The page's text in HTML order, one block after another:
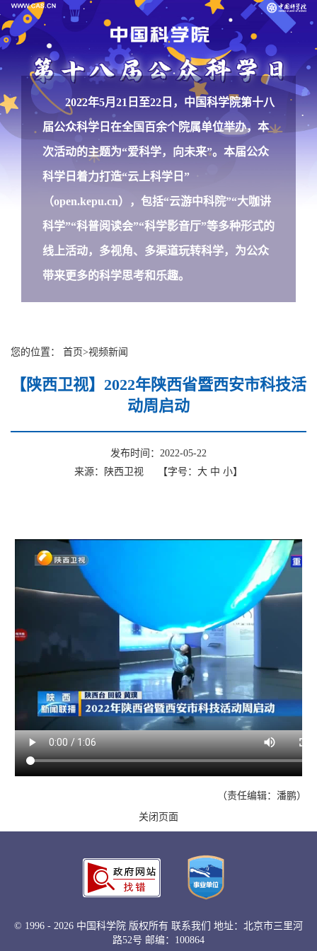
2022年5月21日至22日，中国科学院第十八
届公众科学日在全国百余个院属单位举办，本
次活动的主题为“爱科学，向未来”。本届公众
科学日着力打造“云上科学日”
（open.kepu.cn），包括“云游中科院”“大咖讲
科学”“科普阅读会”“科学影音厅”等多种形式的
线上活动，多视角、多渠道玩转科学，为公众
带来更多的科学思考和乐趣。
您的位置： 首页>视频新闻
【陕西卫视】2022年陕西省暨西安市科技活
动周启动
发布时间：2022-05-22
来源：陕西卫视
【字号： 大 中 小】
（责任编辑：潘鹏）
关闭页面
© 1996 - 2026 中国科学院 版权所有 联系我们
地址：北京市三里河
路52号 邮编：100864